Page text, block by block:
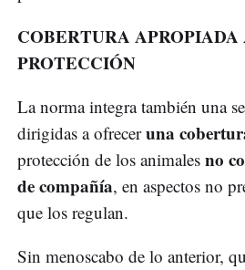
COBERTURA
PROTECCIÓN
La norma integra también una
dirigidas a ofreceruna
protección de los animales no
de compañía, en aspectos no
que los regulan.
Sin menoscabo de lo anterior,